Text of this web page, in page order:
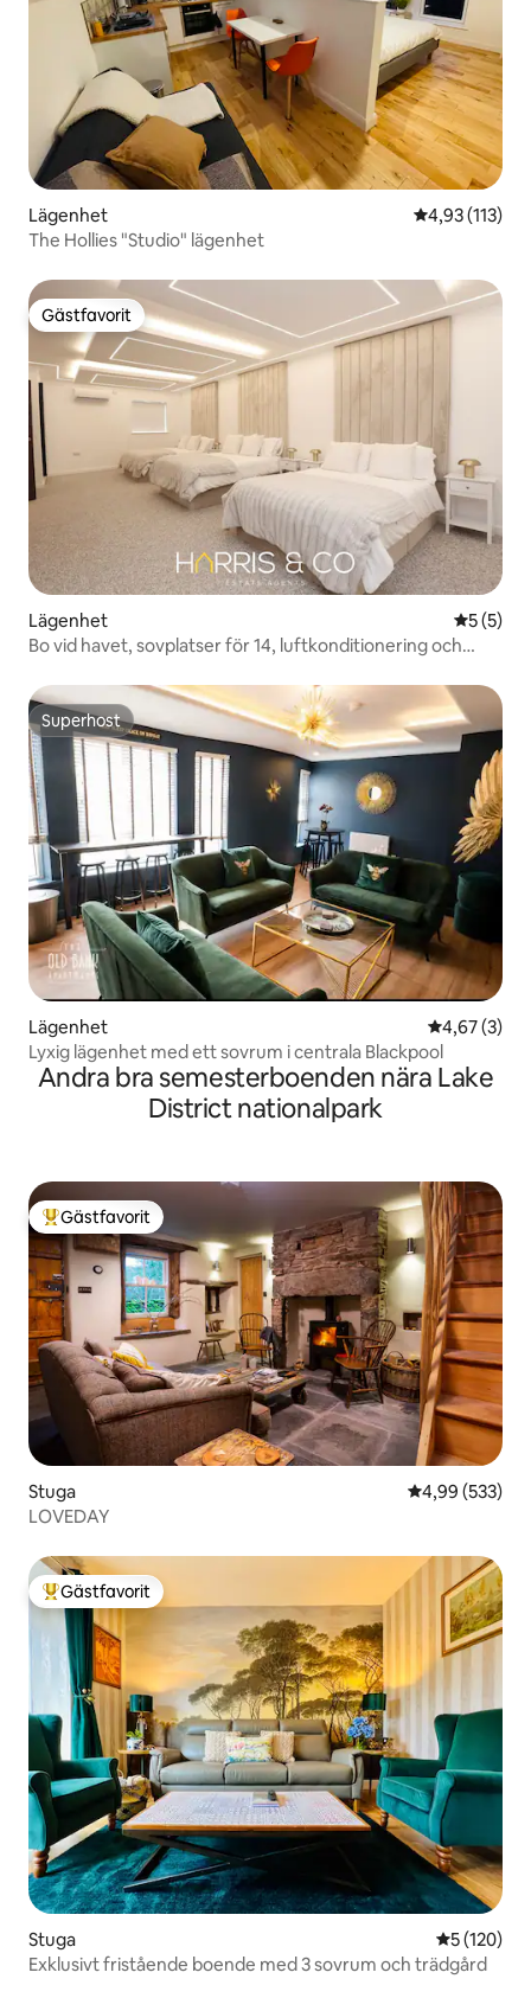
Lägenhet 4,93 av 5 i
4,93 (113)
The Hollies "Studio" lägenhet
Gästfavorit
Gästfavorit
Lägenhet 5 av 5 i
5 (5)
Bo vid havet, sovplatser för 14, luftkonditionering och
Superhost
Superhost
Lägenhet 4,67 av 5 i
4,67 (3)
Lyxig lägenhet med ett sovrum i centrala Blackpool
Andra bra semesterboenden nära Lake
District nationalpark
Populär gästfavorit
Gästfavorit
Stuga 4,99 av 5 i
4,99 (533)
LOVEDAY
Populär gästfavorit
Gästfavorit
Stuga 5 av 5 i
5 (120)
Exklusivt fristående boende med 3 sovrum och trädgård